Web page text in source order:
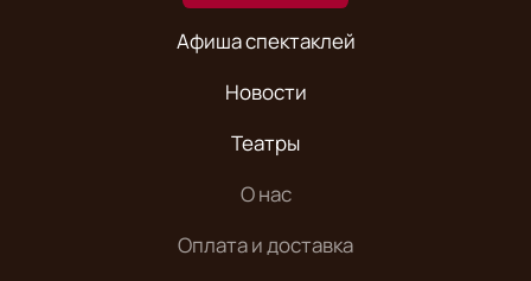
Афиша спектаклей
Новости
Театры
О нас
Оплата и доставка